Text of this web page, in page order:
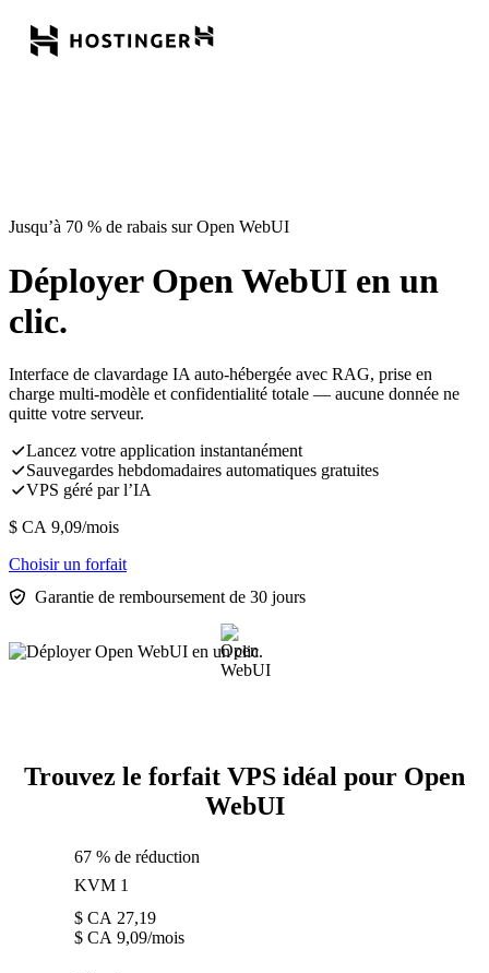
Jusqu’à 70 % de rabais sur Open WebUI
Déployer Open WebUI en un
clic.
Interface de clavardage IA auto-hébergée avec RAG, prise en
charge multi-modèle et confidentialité totale — aucune donnée ne
quitte votre serveur.
Lancez votre application instantanément
Sauvegardes hebdomadaires automatiques gratuites
VPS géré par l’IA
$ CA 9,09/mois
Choisir un forfait
Garantie de remboursement de 30 jours
Trouvez le forfait VPS idéal pour Open
WebUI
67 % de réduction
KVM 1
$ CA 27,19
$ CA 9,09/mois